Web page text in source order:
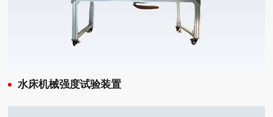
水床机械强度试验装置